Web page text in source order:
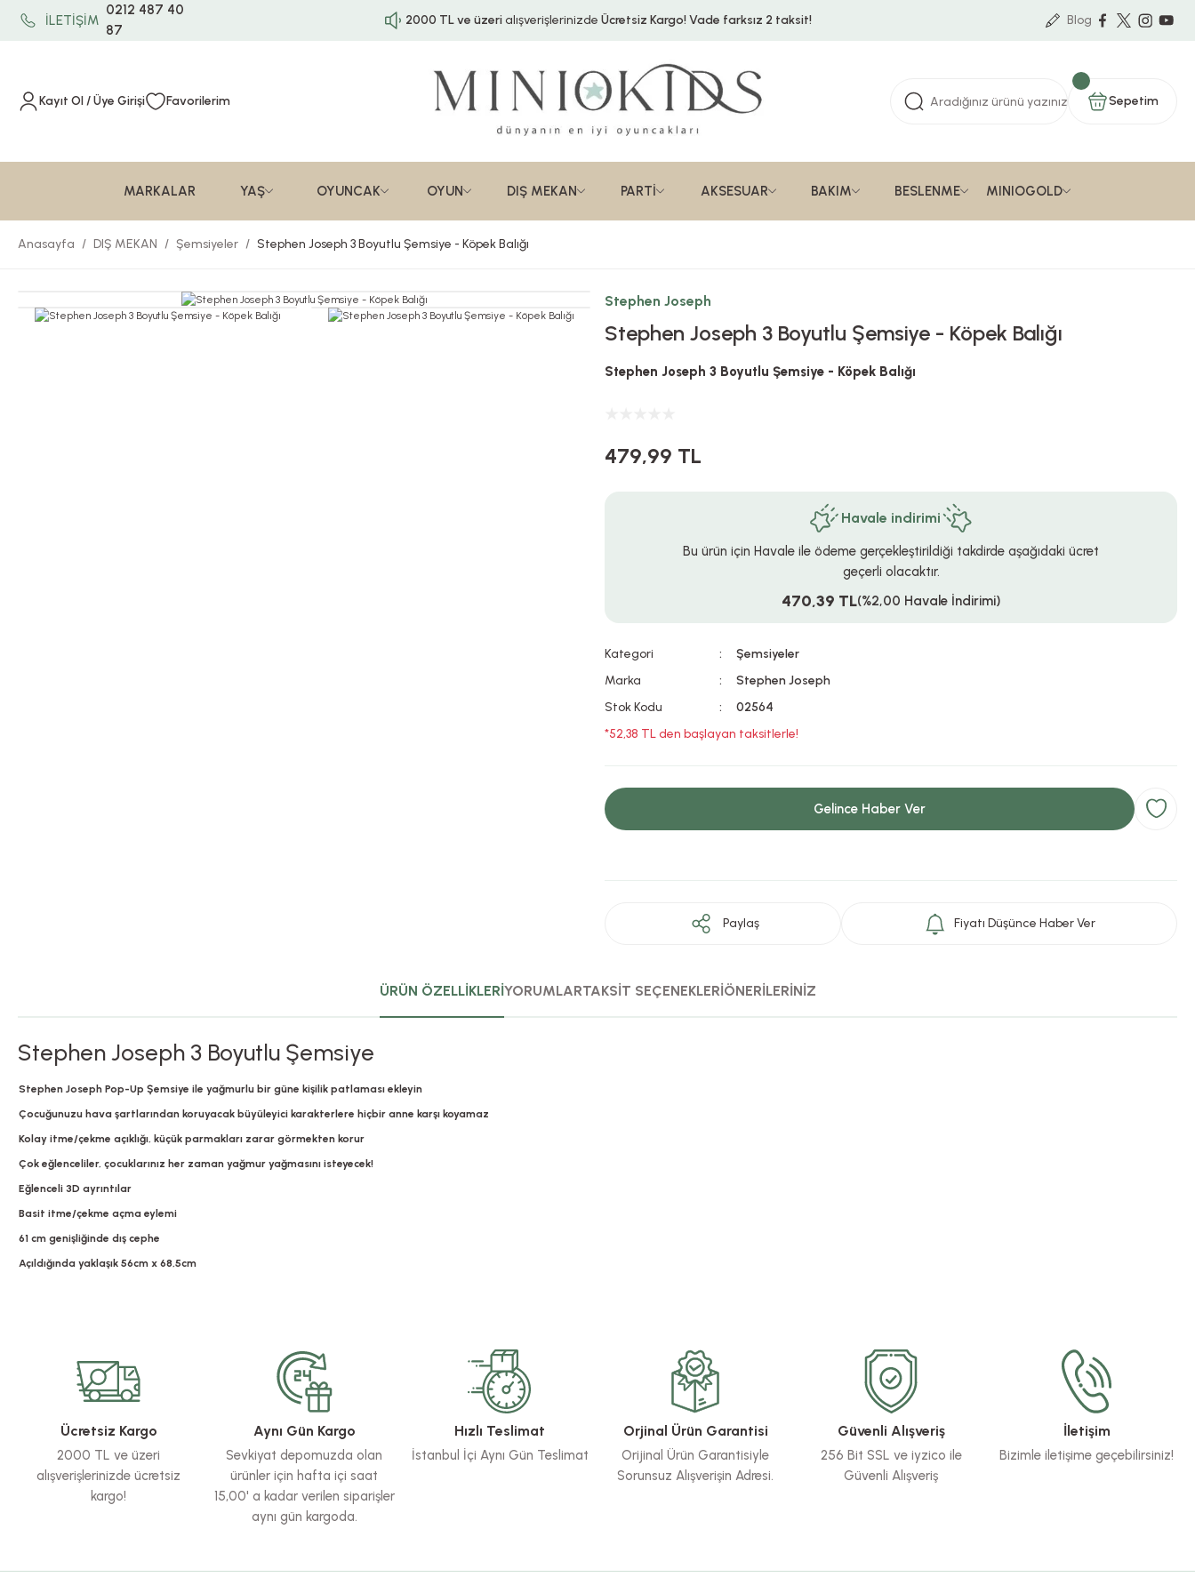
İLETİŞİM
0212 487 40
87
2000 TL ve üzerialışverişlerinizde Ücretsiz Kargo!Vade farksız 2 taksit! Blog
Kayıt Ol / Üye Girişi Favorilerim Sepetim
MARKALAR YAŞ OYUNCAK OYUN DIŞ MEKAN PARTİ AKSESUAR BAKIM BESLENME MINIOGOLD
Anasayfa DIŞ MEKAN Şemsiyeler Stephen Joseph 3 Boyutlu Şemsiye - Köpek Balığı
Stephen Joseph
Stephen Joseph 3 Boyutlu Şemsiye - Köpek Balığı
Stephen Joseph 3 Boyutlu Şemsiye - Köpek Balığı
479,99 TL
Havale indirimi
Bu ürün için Havale ile ödeme gerçekleştirildiği takdirde aşağıdaki ücret
geçerli olacaktır.
470,39 TL(%2,00 Havale İndirimi)
Kategori
Şemsiyeler
Marka
Stephen Joseph
Stok Kodu
02564
*52,38 TL den başlayan taksitlerle!
Gelince Haber Ver
Paylaş Fiyatı Düşünce Haber Ver
ÜRÜN ÖZELLİKLERİYORUMLARTAKSİT SEÇENEKLERİÖNERİLERİNİZ
Stephen Joseph 3 Boyutlu Şemsiye
Stephen Joseph Pop-Up Şemsiye ile yağmurlu bir güne kişilik patlaması ekleyin
Çocuğunuzu hava şartlarından koruyacak büyüleyici karakterlere hiçbir anne karşı koyamaz
Kolay itme/çekme açıklığı, küçük parmakları zarar görmekten korur
Çok eğlenceliler, çocuklarınız her zaman yağmur yağmasını isteyecek!
Eğlenceli 3D ayrıntılar
Basit itme/çekme açma eylemi
61 cm genişliğinde dış cephe
Açıldığında yaklaşık 56cm x 68,5cm
Ürün resmi kalitesiz, bozuk veya görüntülenemiyor.
Ürün açıklamasında eksik bilgiler bulunuyor.
Ürün bilgilerinde hatalar bulunuyor.
Ürün fiyatı diğer sitelerden daha pahalı.
Bu ürüne benzer farklı alternatifler olmalı.
Ücretsiz Kargo
2000 TL ve üzeri
alışverişlerinizde ücretsiz
kargo!
Aynı Gün Kargo
Sevkiyat depomuzda olan
ürünler için hafta içi saat
15,00' a kadar verilen siparişler
aynı gün kargoda.
Hızlı Teslimat
İstanbul İçi Aynı Gün Teslimat
Orjinal Ürün Garantisi
Orijinal Ürün Garantisiyle
Sorunsuz Alışverişin Adresi.
Güvenli Alışveriş
256 Bit SSL ve iyzico ile
Güvenli Alışveriş
İletişim
Bizimle iletişime geçebilirsiniz!